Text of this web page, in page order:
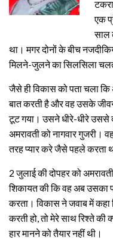
एक
साल
था। मगर दोनों के बीच
मिलने-जुलने का सिलसिला
जैसे ही विकास को पता चला
बात करती है और वह उसके जीवन
टूट गया। उसने धीरे-धीरे उससे
अमरावती को नागवार गुजरी।
तरह प्यार करे जैसे पहले करता
2 जुलाई की दोपहर को
शिकायत की कि वह अब उसका
करता। विकास ने जवाब में
करती हो, तो मेरे साथ रिश्ते
हार मानने को तैयार नहीं थी।